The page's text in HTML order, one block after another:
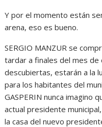
Y por el momento están
arena, eso es bueno.
SERGIO MANZUR se
tardar a finales del mes de
descubiertas, estarán a la
para los habitantes del
GASPERIN nunca imagino
actual presidente
la casa del nuevo